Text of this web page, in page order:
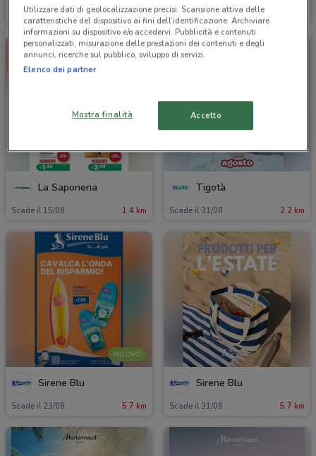
Scade il 22/09 1.3 km Scade mercoledì
La Saponeria
Scade il 15/08 1.4 km
Tigotà
Scade il 31/08 2.2 km
NUOVO
Sirene Blu
Scade il 23/08 5.7 km
Sirene Blu
Scade il 31/08 5.7 km
Utilizzare dati di geolocalizzazione precisi. Scansione attiva delle
caratteristiche del dispositivo ai fini dell’identificazione. Archiviare
informazioni su dispositivo e/o accedervi. Pubblicità e contenuti
personalizzati, misurazione delle prestazioni dei contenuti e degli
annunci, ricerche sul pubblico, sviluppo di servizi.
Elenco dei partner
Mostra finalità Accetto